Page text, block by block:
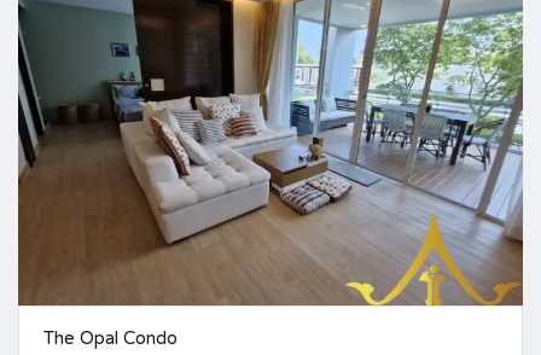
The Opal Condo